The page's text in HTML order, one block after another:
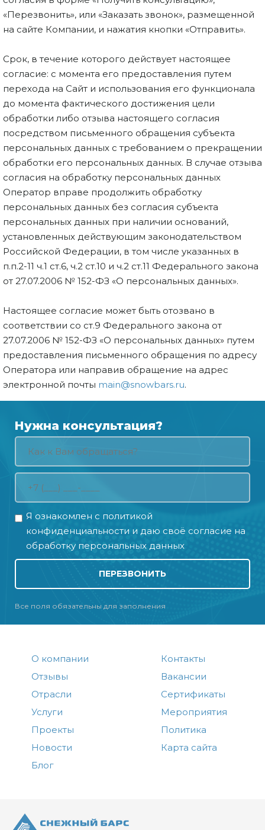
«Перезвонить», или «Заказать звонок», размещенной
на сайте Компании, и нажатия кнопки «Отправить».
Срок, в течение которого действует настоящее
согласие: с момента его предоставления путем
перехода на Сайт и использования его функционала
до момента фактического достижения цели
обработки либо отзыва настоящего согласия
посредством письменного обращения субъекта
персональных данных с требованием о прекращении
обработки его персональных данных. В случае отзыва
согласия на обработку персональных данных
Оператор вправе продолжить обработку
персональных данных без согласия субъекта
персональных данных при наличии оснований,
установленных действующим законодательством
Российской Федерации, в том числе указанных в
п.п.2-11 ч.1 ст.6, ч.2 ст.10 и ч.2 ст.11 Федерального закона
от 27.07.2006 № 152-ФЗ «О персональных данных».
Настоящее согласие может быть отозвано в
соответствии со ст.9 Федерального закона от
27.07.2006 № 152-ФЗ «О персональных данных» путем
предоставления письменного обращения по адресу
Оператора или направив обращение на адрес
электронной почты main@snowbars.ru.
Нужна консультация?
Я ознакомлен с политикой
конфиденциальности и даю своё согласие на
обработку персональных данных
ПЕРЕЗВОНИТЬ
Все поля обязательны для заполнения
О компании
Отзывы
Отрасли
Услуги
Проекты
Новости
Блог
Контакты
Вакансии
Сертификаты
Мероприятия
Политика
Карта сайта